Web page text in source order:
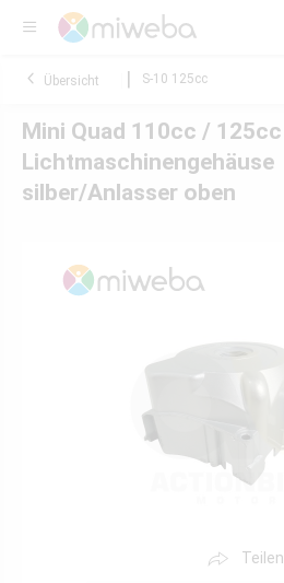
Übersicht S-10 125cc
Mini Quad 110cc / 125cc
Lichtmaschinengehäuse
silber/Anlasser oben
Teilen